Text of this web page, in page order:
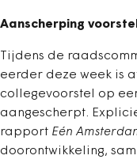
Aanscherping voorstel
Tijdens de
eerder deze week is
collegevoorstel op
aangescherpt.
rapport Eén
doorontwikkeling,